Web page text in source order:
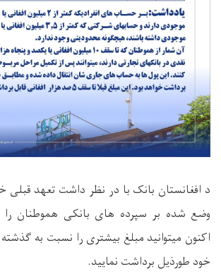
د افغانستان بانک با در نظر داشت تعهد
وضع شده بر سپرده های بانکی هموطنان
اکنون میتوانید مبلغ بیشتری را نسبت به
خود طورذیل برداشت نمایید.